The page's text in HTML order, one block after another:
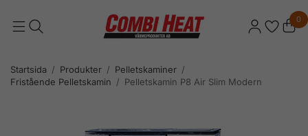
0
Startsida / Produkter / Pelletskaminer /
Fristående Pelletskamin / Pelletskamin P8 Air Slim Modern